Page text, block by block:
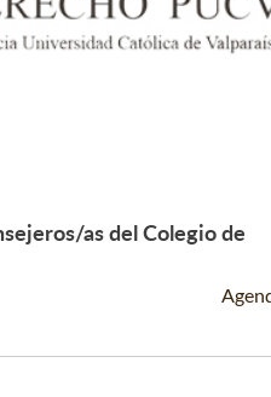
Leer Más +
as del Colegio de